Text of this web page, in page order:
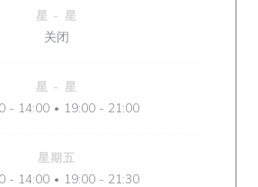
星 - 星
关闭
星 - 星
- 14:00 • 19:00 - 21:00
星期五
- 14:00 • 19:00 - 21:30